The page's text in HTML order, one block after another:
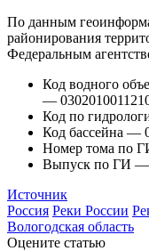
По данным
районирования
Федеральным
Код водного
—
Код по
Код бассейна —
Номер тома по
Выпуск по ГИ
Источник
Россия Реки России
Вологодская область
Оцените статью